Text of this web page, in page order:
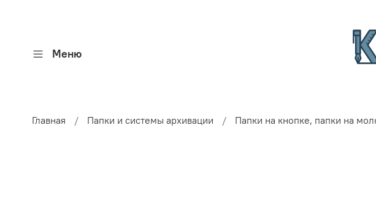
Меню
Главная Папки и системы архивации Папки на кнопке, папки на